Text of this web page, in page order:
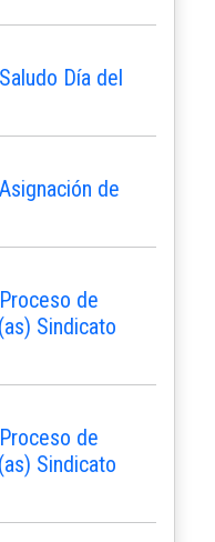
Día del
de
de
Sindicato
de
Sindicato